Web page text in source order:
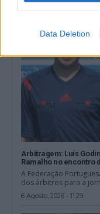
Data Deletion
Arbitragem: Luís
Ramalho no encontro
A Federação
dos árbitros para a
6 Agosto, 2026 - 11:29